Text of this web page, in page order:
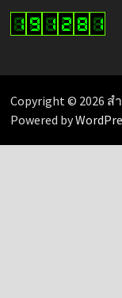
Copyright © 2026 ส
Powered by